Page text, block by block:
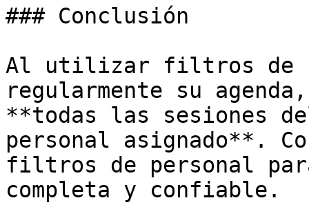
### Conclusión
Al utilizar filtros de
regularmente su
**todas las sesiones
personal asignado**.
filtros de personal
completa y confiable.